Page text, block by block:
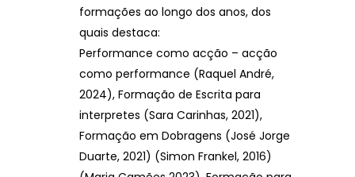
formações ao longo dos anos, dos
quais destaca:
Performance como acção – acção
como performance (Raquel André,
2024), Formação de Escrita para
interpretes (Sara Carinhas, 2021),
Formação em Dobragens (José Jorge
Duarte, 2021) (Simon Frankel, 2016)